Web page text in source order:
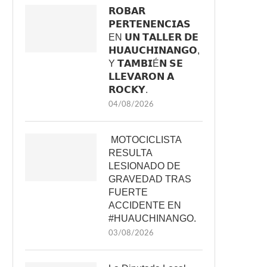
𝗥𝗢𝗕𝗔𝗥
𝗣𝗘𝗥𝗧𝗘𝗡𝗘𝗡𝗖𝗜𝗔𝗦
EN 𝗨𝗡 𝗧𝗔𝗟𝗟𝗘𝗥 𝗗𝗘
𝗛𝗨𝗔𝗨𝗖𝗛𝗜𝗡𝗔𝗡𝗚𝗢,
Y 𝗧𝗔𝗠𝗕𝗜É𝗡 𝗦𝗘
𝗟𝗟𝗘𝗩𝗔𝗥𝗢𝗡 𝗔
𝗥𝗢𝗖𝗞𝗬.
04/08/2026
MOTOCICLISTA
RESULTA
LESIONADO DE
GRAVEDAD TRAS
FUERTE
ACCIDENTE EN
#HUAUCHINANGO.
03/08/2026